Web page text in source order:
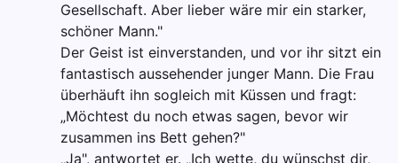
Gesellschaft. Aber lieber wäre mir ein starker,
schöner Mann."
Der Geist ist einverstanden, und vor ihr sitzt ein
fantastisch aussehender junger Mann. Die Frau
überhäuft ihn sogleich mit Küssen und fragt:
„Möchtest du noch etwas sagen, bevor wir
zusammen ins Bett gehen?"
„Ja", antwortet er. „Ich wette, du wünschst dir,